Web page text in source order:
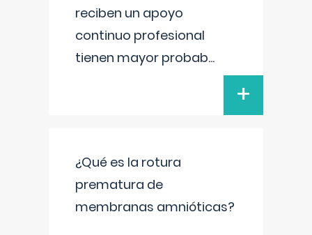
reciben un apoyo
continuo profesional
tienen mayor probab...
+
¿Qué es la rotura
prematura de
membranas amnióticas?